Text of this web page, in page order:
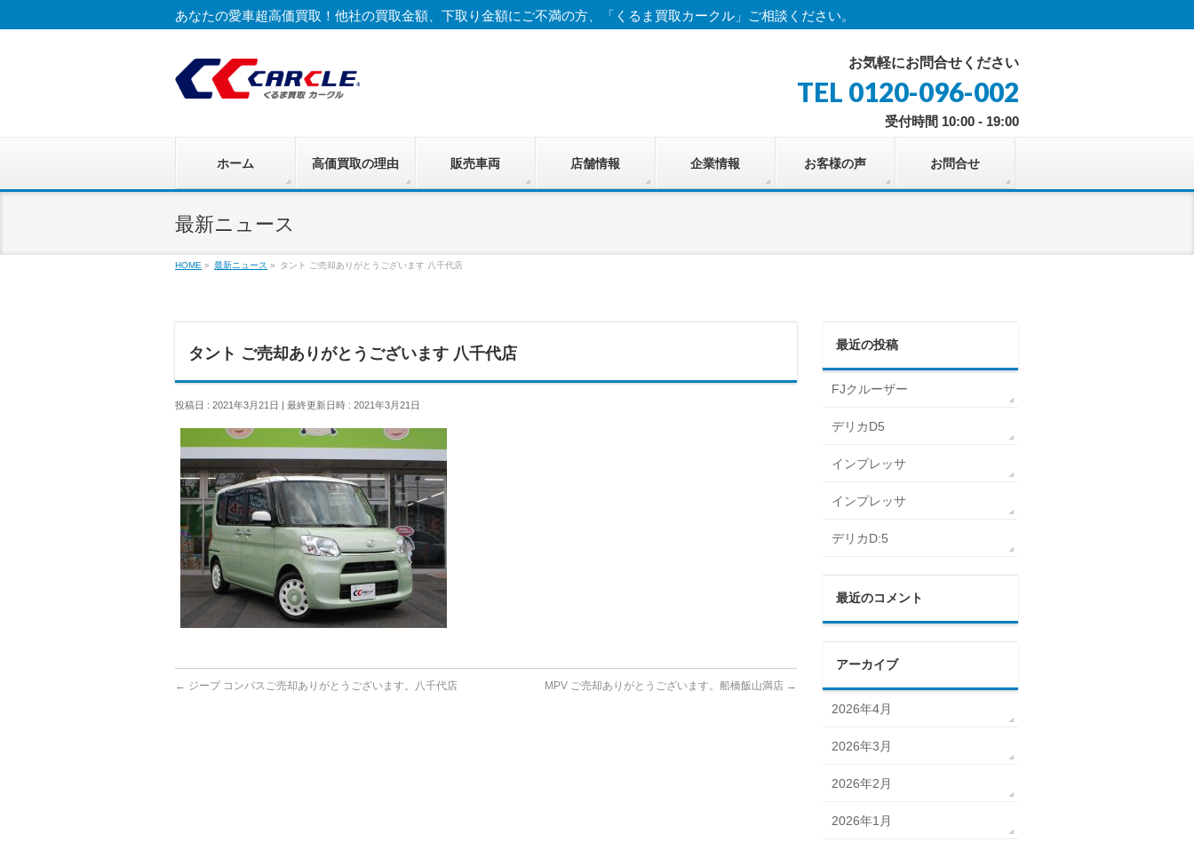
あなたの愛車超高価買取！他社の買取金額、下取り金額にご不満の方、「くるま買取カークル」ご相談ください。
お気軽にお問合せください
TEL 0120-096-002
受付時間 10:00 - 19:00
ホーム 高価買取の理由 販売車両 店舗情報 企業情報 お客様の声 お問合せ
最新ニュース
HOME » 最新ニュース » タント ご売却ありがとうございます 八千代店
タント ご売却ありがとうございます 八千代店
投稿日 : 2021年3月21日 最終更新日時 : 2021年3月21日
← ジープ コンパスご売却ありがとうございます。八千代店 MPV ご売却ありがとうございます。船橋飯山満店 →
最近の投稿
FJクルーザー
デリカD5
インプレッサ
インプレッサ
デリカD:5
最近のコメント
アーカイブ
2026年4月
2026年3月
2026年2月
2026年1月